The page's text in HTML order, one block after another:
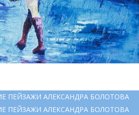
ПЕЙЗАЖИ АЛЕКСАНДРА БОЛОТОВА
ПЕЙЗАЖИ АЛЕКСАНДРА БОЛОТОВА